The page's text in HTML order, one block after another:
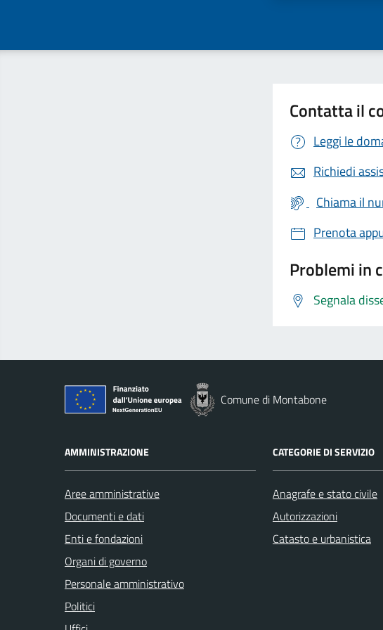
Contatta il
Leggi le
Richiedi
Chiama il
Prenota
Problemi in
Segnala
Comune di Montabone
AMMINISTRAZIONE
Aree amministrative
Documenti e dati
Enti e fondazioni
Organi di governo
Personale amministrativo
Politici
CATEGORIE DI SERVIZIO
Anagrafe e stato civile
Autorizzazioni
Catasto e urbanistica